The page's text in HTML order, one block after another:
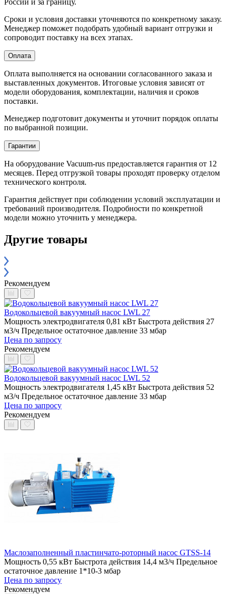
Сроки и условия доставки уточняются по конкретному заказу.
Менеджер поможет подобрать удобный вариант отгрузки и
сопроводит поставку на всех этапах.
Оплата
Оплата выполняется на основании согласованного заказа и
выставленных документов. Итоговые условия зависят от
модели оборудования, комплектации, наличия и сроков
поставки.
Менеджер подготовит документы и уточнит порядок оплаты
по выбранной позиции.
Гарантии
На оборудование Vacuum-rus предоставляется гарантия от 12
месяцев. Перед отгрузкой товары проходят проверку отделом
технического контроля.
Гарантия действует при соблюдении условий эксплуатации и
требований производителя. Подробности по конкретной
модели можно уточнить у менеджера.
Другие товары
Рекомендуем
Водокольцевой вакуумный насос LWL 27
Мощность электродвигателя 0,81 кВт Быстрота действия 27
м3/ч Предельное остаточное давление 33 мбар
Цена по запросу
Рекомендуем
Водокольцевой вакуумный насос LWL 52
Мощность электродвигателя 1,45 кВт Быстрота действия 52
м3/ч Предельное остаточное давление 33 мбар
Цена по запросу
Рекомендуем
Маслозаполненный пластинчато-роторный насос GTSS-14
Мощность 0,55 кВт Быстрота действия 14,4 м3/ч Предельное
остаточное давление 1*10-3 мбар
Цена по запросу
Рекомендуем